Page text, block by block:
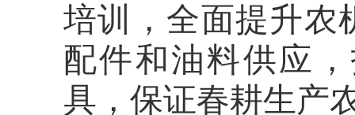
培训，全面提升农
配件和油料供应
具，保证春耕生产